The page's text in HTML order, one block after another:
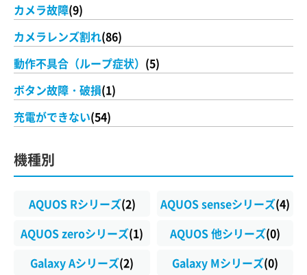
カメラ故障(9)
カメラレンズ割れ(86)
動作不具合（ループ症状） (5)
ボタン故障・破損(1)
充電ができない(54)
機種別
AQUOS Rシリーズ(2) AQUOS senseシリーズ(4)
AQUOS zeroシリーズ(1) AQUOS 他シリーズ(0)
Galaxy Aシリーズ(2) Galaxy Mシリーズ(0)